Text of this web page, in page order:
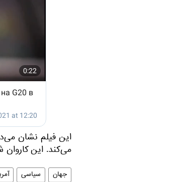
این فیلم نشان
می‌کند. این کاروان
جهان سیاسی